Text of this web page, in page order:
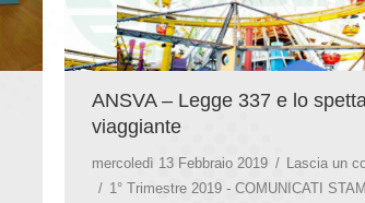
ANSVA – Legge 337 e lo
viaggiante
mercoledì 13 Febbraio 2019
Lascia un
1° Trimestre 2019 - COMUNICATI